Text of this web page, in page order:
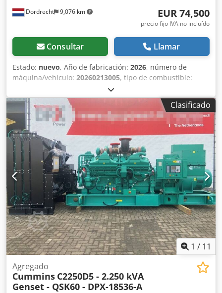
Dordrecht 9,076 km EUR 74,500
precio fijo IVA no incluído
Consultar Llamar
Estado: nuevo, Año de fabricación: 2026, número de
máquina/vehículo: 20260213005, tipo de combustible:
, fabricante de motores:
previsto: Construcción Peso en vacío: 6.600 kg Potencia del
generador: 700 kVA Dimensiones del compartimento de
carga: 480 x 195 x 250 cm Marcado CE: sí Volumen del
depósito de agua: 975 l Cedpfjy R I E Njx Adijha Contacte
con el equipo de DPX para más información. = Más
opciones y accesorios = - Batería - Panel de control - Techo
de acero - Depósito
Clasificado
1 / 11
Agregado
Cummins C2250D5 - 2.250 kVA
Genset - QSK60 - DPX-18536-A